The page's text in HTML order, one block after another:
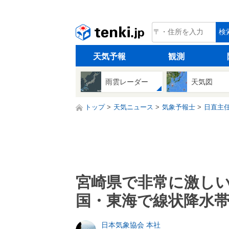
tenki.jp 検
天気予報 観測
雨雲レーダー 天気図
トップ 天気ニュース 気象予報士 日直主
宮崎県で非常に激し
国・東海で線状降水
日本気象協会 本社